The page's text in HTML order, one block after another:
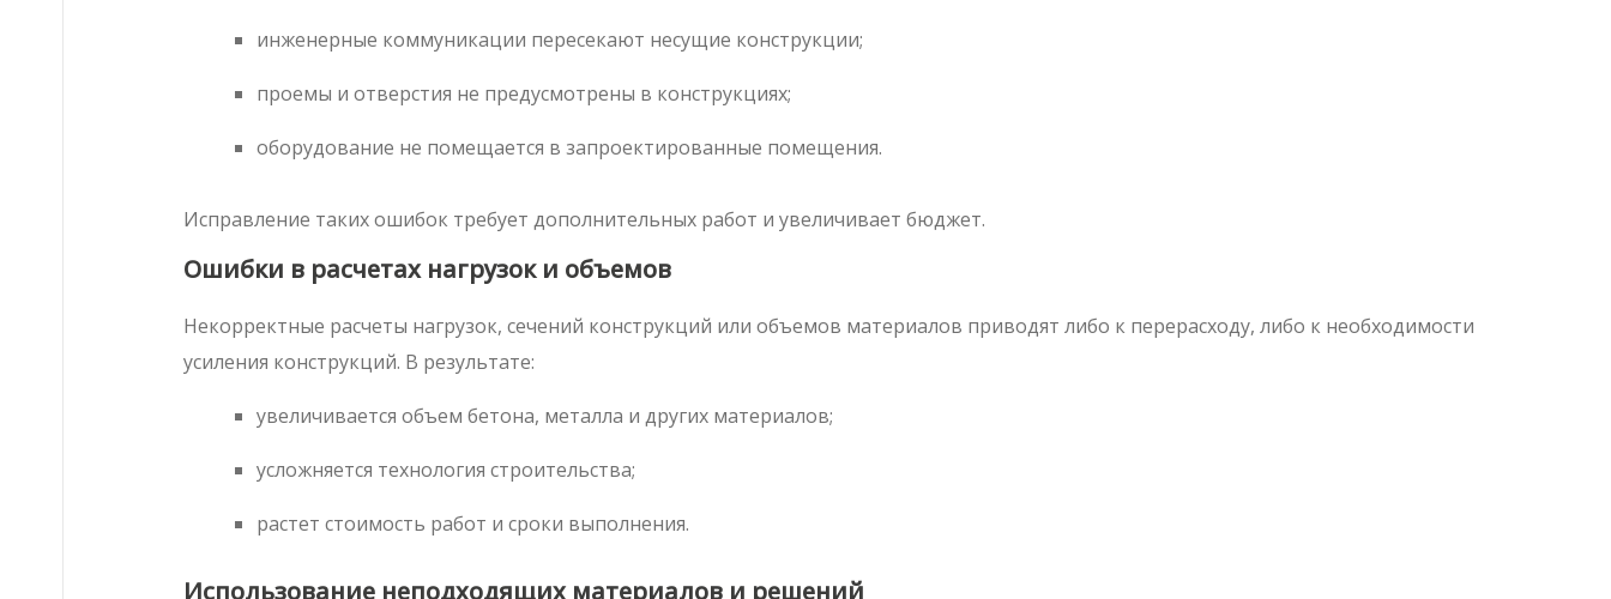
инженерные коммуникации пересекают несущие конструкции;
проемы и отверстия не предусмотрены в конструкциях;
оборудование не помещается в запроектированные помещения.
Исправление таких ошибок требует дополнительных работ и увеличивает бюджет.
Ошибки в расчетах нагрузок и объемов
Некорректные расчеты нагрузок, сечений конструкций или объемов материалов приводят либо к перерасходу, либо к необходимости
усиления конструкций. В результате:
увеличивается объем бетона, металла и других материалов;
усложняется технология строительства;
растет стоимость работ и сроки выполнения.
Использование неподходящих материалов и решений